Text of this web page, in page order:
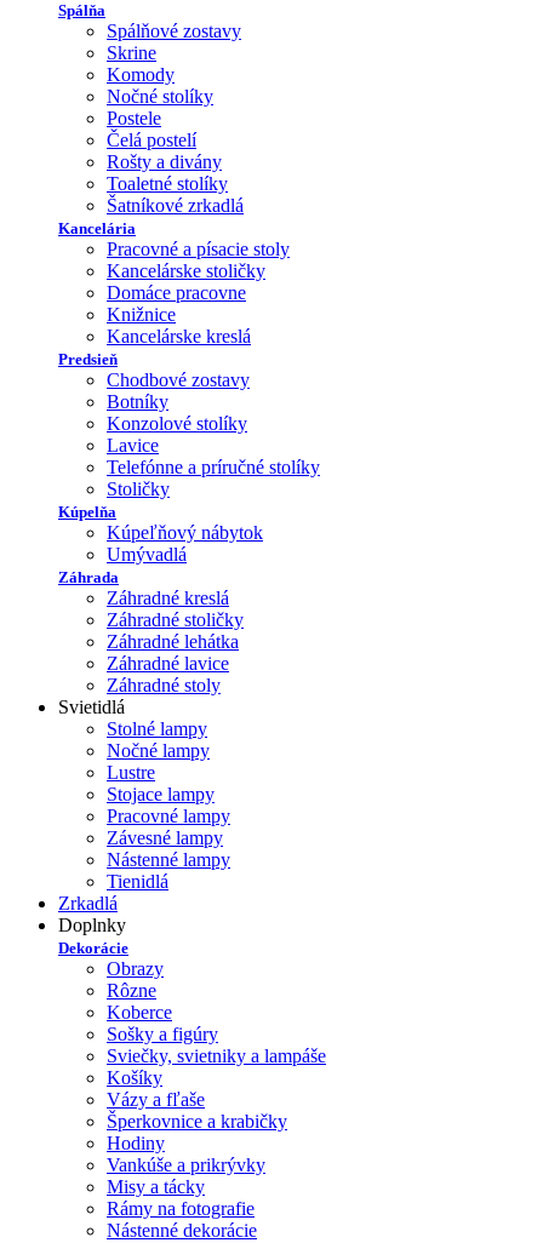
Spálňa
Spálňové zostavy
Skrine
Komody
Nočné stolíky
Postele
Čelá postelí
Rošty a divány
Toaletné stolíky
Šatníkové zrkadlá
Kancelária
Pracovné a písacie stoly
Kancelárske stoličky
Domáce pracovne
Knižnice
Kancelárske kreslá
Predsieň
Chodbové zostavy
Botníky
Konzolové stolíky
Lavice
Telefónne a príručné stolíky
Stoličky
Kúpelňa
Kúpeľňový nábytok
Umývadlá
Záhrada
Záhradné kreslá
Záhradné stoličky
Záhradné lehátka
Záhradné lavice
Záhradné stoly
Svietidlá
Stolné lampy
Nočné lampy
Lustre
Stojace lampy
Pracovné lampy
Závesné lampy
Nástenné lampy
Tienidlá
Zrkadlá
Doplnky
Dekorácie
Obrazy
Rôzne
Koberce
Sošky a figúry
Sviečky, svietniky a lampáše
Košíky
Vázy a fľaše
Šperkovnice a krabičky
Hodiny
Vankúše a prikrývky
Misy a tácky
Rámy na fotografie
Nástenné dekorácie